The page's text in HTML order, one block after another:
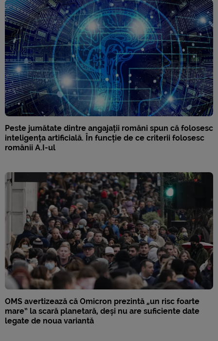
Peste jumătate dintre angajații români spun că folosesc
inteligența artificială. În funcție de ce criterii folosesc
românii A.I-ul
OMS avertizează că Omicron prezintă „un risc foarte
mare” la scară planetară, deși nu are suficiente date
legate de noua variantă